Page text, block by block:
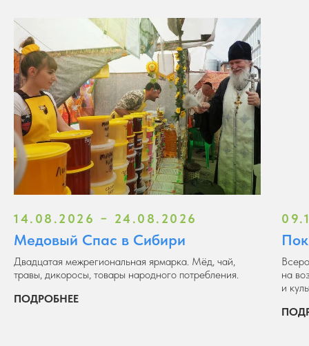
14.08.2026 − 24.08.2026
Медовый Спас в Сибири
Двадцатая межрегиональная ярмарка. Мёд, чай,
травы, дикоросы, товары народного потребления.
ПОДРОБНЕЕ
на
и